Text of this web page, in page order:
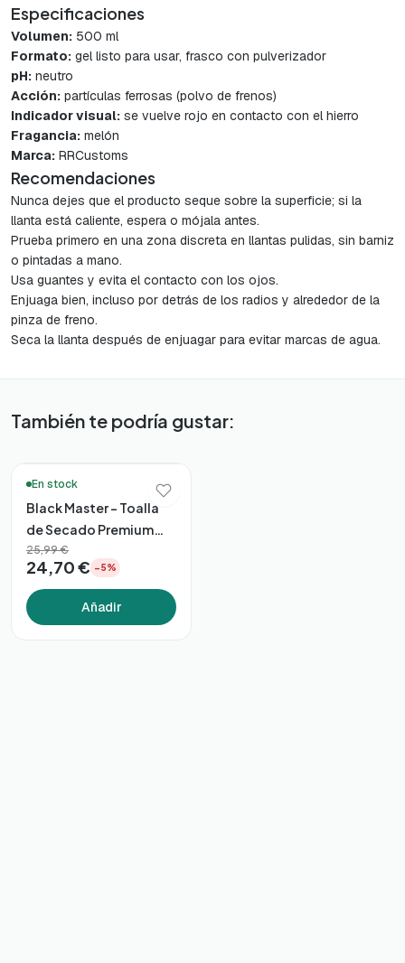
Especificaciones
Volumen: 500 ml
Formato: gel listo para usar, frasco con pulverizador
pH: neutro
Acción: partículas ferrosas (polvo de frenos)
Indicador visual: se vuelve rojo en contacto con el hierro
Fragancia: melón
Marca: RRCustoms
Recomendaciones
Nunca dejes que el producto seque sobre la superficie; si la
llanta está caliente, espera o mójala antes.
Prueba primero en una zona discreta en llantas pulidas, sin barniz
o pintadas a mano.
Usa guantes y evita el contacto con los ojos.
Enjuaga bien, incluso por detrás de los radios y alrededor de la
pinza de freno.
Seca la llanta después de enjuagar para evitar marcas de agua.
También te podría gustar:
En stock
Black Master – Toalla
de Secado Premium
60×90 (1600gsm)
25,99 €
24,70 € −5%
Añadir